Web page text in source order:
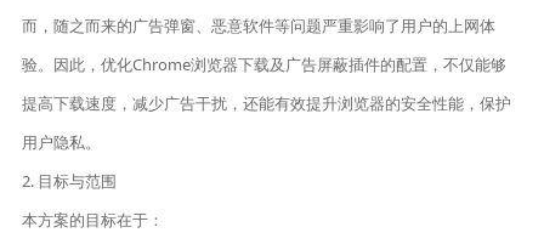
而，随之而来的广告弹窗、恶意软件等问题严重影响了用户的上网体
验。因此，优化Chrome浏览器下载及广告屏蔽插件的配置，不仅能够
提高下载速度，减少广告干扰，还能有效提升浏览器的安全性能，保护
用户隐私。
2. 目标与范围
本方案的目标在于：